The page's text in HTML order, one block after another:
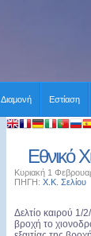
Διαμονή Εστίαση
Εθνικό
Κυριακή 1
ΠΗΓΗ: Χ.Κ. Σελίου
Δελτίο καιρού 1/
βροχή το